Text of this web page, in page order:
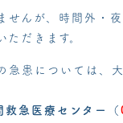
せんが、時間外・
ただきます。
急患については、
救急医療センター（